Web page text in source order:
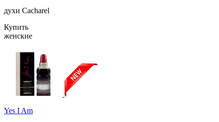
духи Cacharel
Купить
женские
Yes I Am